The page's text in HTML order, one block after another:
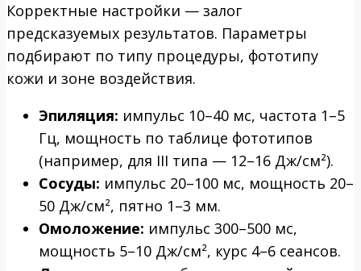
Корректные настройки — залог
предсказуемых результатов. Параметры
подбирают по типу процедуры, фототипу
кожи и зоне воздействия.
Эпиляция: импульс 10–40 мс, частота 1–5
Гц, мощность по таблице фототипов
(например, для III типа — 12–16 Дж/см²).
Сосуды: импульс 20–100 мс, мощность 20–
50 Дж/см², пятно 1–3 мм.
Омоложение: импульс 300–500 мс,
мощность 5–10 Дж/см², курс 4–6 сеансов.